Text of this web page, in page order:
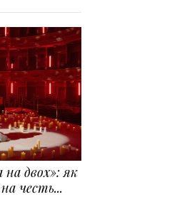
двох»: як
честь...